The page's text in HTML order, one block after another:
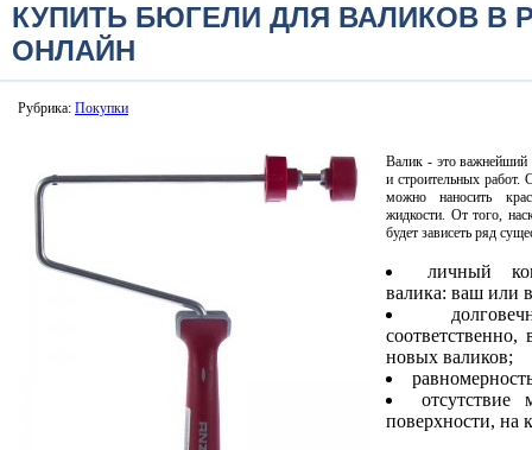
КУПИТЬ БЮГЕЛИ ДЛЯ ВАЛИКОВ В
ОНЛАЙН
Рубрика: Покупки
Валик - это
и строительных
можно наносить
жидкости. От того,
будет зависеть ряд
личный
валика: ваш или
новых валиков;
отсутствие
поверхности, на